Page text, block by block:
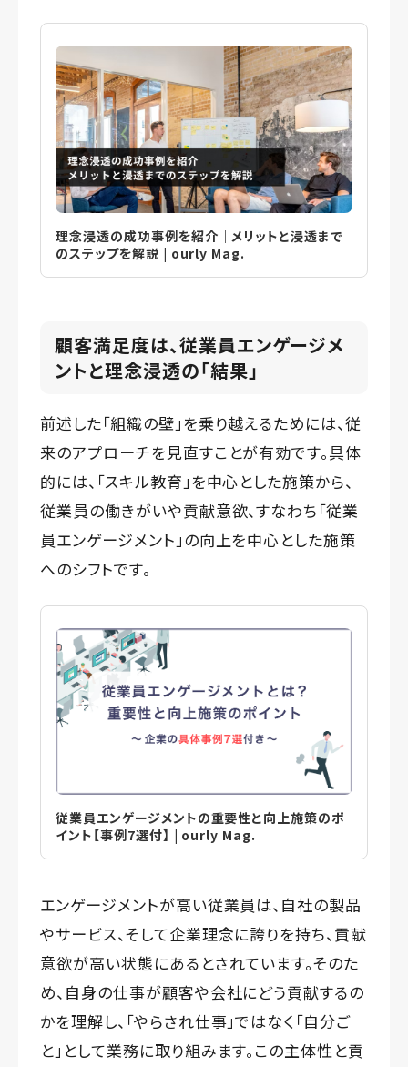
理念浸透の成功事例を紹介｜メリットと浸透まで
のステップを解説 | ourly Mag.
顧客満足度は、従業員エンゲージメ
ントと理念浸透の「結果」
前述した「組織の壁」を乗り越えるためには、従
来のアプローチを見直すことが有効です。具体
的には、「スキル教育」を中心とした施策から、
従業員の働きがいや貢献意欲、すなわち「従業
員エンゲージメント」の向上を中心とした施策
へのシフトです。
従業員エンゲージメントの重要性と向上施策のポ
イント【事例7選付】 | ourly Mag.
エンゲージメントが高い従業員は、自社の製品
やサービス、そして企業理念に誇りを持ち、貢献
意欲が高い状態にあるとされています。そのた
め、自身の仕事が顧客や会社にどう貢献するの
かを理解し、「やらされ仕事」ではなく「自分ご
と」として業務に取り組みます。この主体性と貢